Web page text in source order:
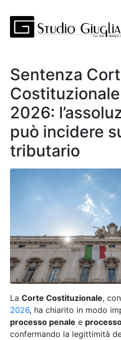
Sentenza
2026:
può incidere
tributario
La Corte Costituzionale,
2026, ha chiarito in modo
processo penale e
confermando la legittimità